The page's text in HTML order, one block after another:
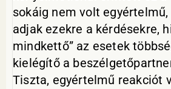
sokáig nem volt
adjak ezekre a kérdésekre,
mindkettő” az esetek
kielégítő a
Tiszta, egyértelmű reakciót